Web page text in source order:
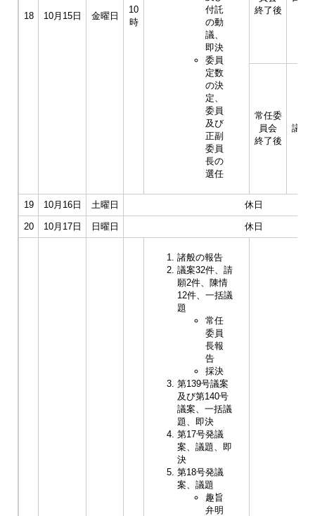
18 10月15日 金曜日
10
時
付託
の動
議、
即決
委員
定数
の決
定、
委員
及び
正副
委員
長の
選任
終了後
常任委
員会
終了後
議会
19 10月16日 土曜日 休日
20 10月17日 日曜日 休日
諸般の報告
議案32件、請
願2件、陳情
12件、一括議
題
常任
委員
長報
告
採決
第139号議案
及び第140号
議案、一括議
題、即決
第17号発議
案、議題、即
決
第18号発議
案、議題
趣旨
弁明